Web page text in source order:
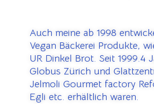
Auch meine ab 1998
Vegan Bäckerei Produkte,
UR Dinkel Brot. Seit 1999.4
Globus Zürich und
Jelmoli Gourmet factory
Egli etc. erhältlich waren.